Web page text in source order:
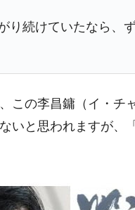
レバレッジETFの清算は
した」⇒ 耐久性「なさす
POSCO』ズブズブ沈む
ズ」とは？
り続けていたなら、
この李昌鏞（イ・チ
いと思われますが、